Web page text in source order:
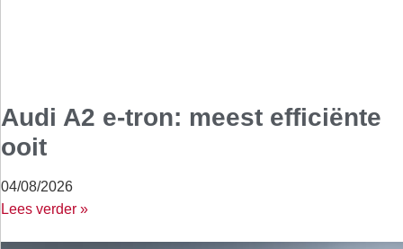
Audi A2 e-tron: meest efficiënte
ooit
04/08/2026
Lees verder »